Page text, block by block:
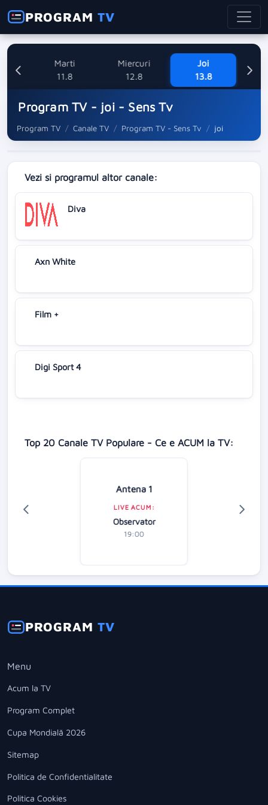
PROGRAMTV
Marti
11.8
Miercuri
12.8
Joi
13.8
Program TV - joi - Sens Tv
Program TV Canale TV Program TV - Sens Tv joi
Vezi si programul altor canale:
Diva
Axn White
Film +
Digi Sport 4
Top 20 Canale TV Populare - Ce e ACUM la TV:
Antena 1
LIVE ACUM:
Observator
19:00
PROGRAMTV
Menu
Acum la TV
Program Complet
Cupa Mondială 2026
Sitemap
Politica de Confidentialitate
Politica Cookies